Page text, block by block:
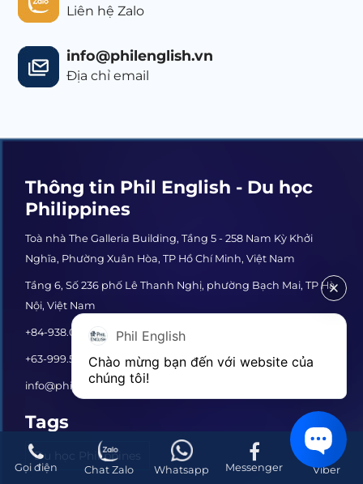
Liên hệ Zalo
info@philenglish.vn
Địa chỉ email
Thông tin Phil English - Du học
Philippines
Toà nhà The Galleria Building, Tầng 5 - 258 Nam Kỳ Khởi
Nghĩa, Phường Xuân Hòa, TP Hồ Chí Minh, Việt Nam
Tầng 6, Số 236 phố Lê Thanh Nghị, phường Bạch Mai, TP Hà
Nội, Việt Nam
+84-938.034.089 (HCM) +84-909.720.092 (Hà Nội)
+63-999.5423.123 (Philippines)
info@philenglish.vn
Tags
Du học Philippines
Gọi điện Chat Zalo Whatsapp Messenger Viber
Phil English
Chào mừng bạn đến với website của
chúng tôi!